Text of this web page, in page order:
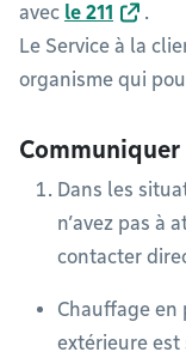
avec le 211
.
Le Service à la
organisme qui
Dans les
n’avez pas à
contacter
Chauffage
extérieure est